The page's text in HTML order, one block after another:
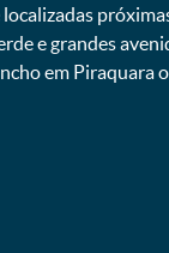
e grandes
em